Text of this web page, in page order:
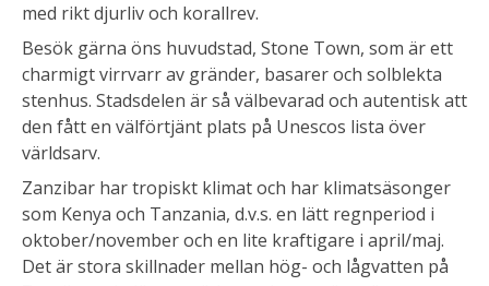
med rikt djurliv och korallrev.
Besök gärna öns huvudstad, Stone Town, som är ett
charmigt virrvarr av gränder, basarer och solblekta
stenhus. Stadsdelen är så välbevarad och autentisk att
den fått en välförtjänt plats på Unescos lista över
världsarv.
Zanzibar har tropiskt klimat och har klimatsäsonger
som Kenya och Tanzania, d.v.s. en lätt regnperiod i
oktober/november och en lite kraftigare i april/maj.
Det är stora skillnader mellan hög- och lågvatten på